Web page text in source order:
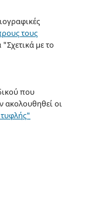
τους
με το
που
ακολουθηθεί οι